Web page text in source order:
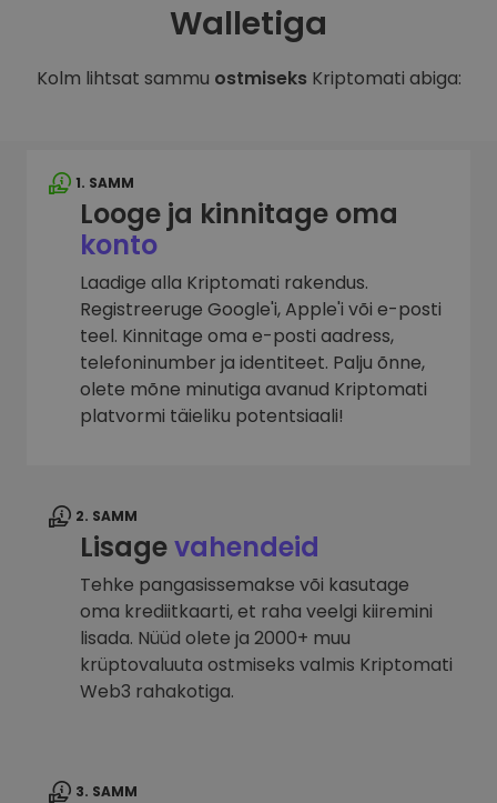
Walletiga
Kolm lihtsat sammu ostmiseksKriptomati abiga:
1. SAMM
Looge ja kinnitage oma
konto
Laadige alla Kriptomati rakendus.
Registreeruge Google'i, Apple'i või e-posti
teel. Kinnitage oma e-posti aadress,
telefoninumber ja identiteet. Palju õnne,
olete mõne minutiga avanud Kriptomati
platvormi täieliku potentsiaali!
2. SAMM
Lisagevahendeid
Tehke pangasissemakse või kasutage
oma krediitkaarti, et raha veelgi kiiremini
lisada. Nüüd olete ja 2000+ muu
krüptovaluuta ostmiseks valmis Kriptomati
Web3 rahakotiga.
3. SAMM